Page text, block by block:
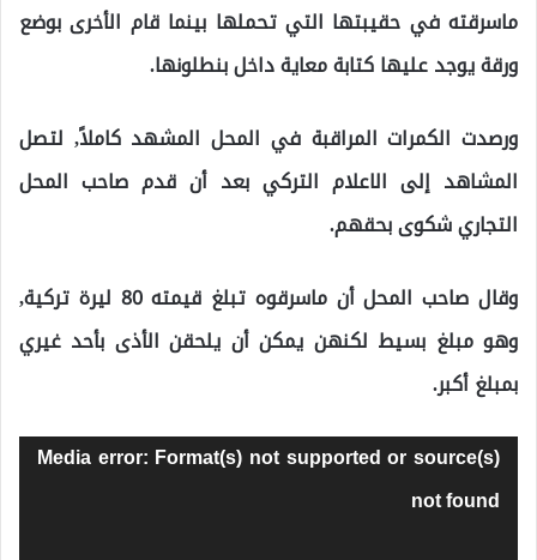
ماسرقته في حقيبتها التي تحملها بينما قام الأخرى بوضع
ورقة يوجد عليها كتابة معاية داخل بنطلونها.
ورصدت الكمرات المراقبة في المحل المشهد كاملاً, لتصل
المشاهد إلى الاعلام التركي بعد أن قدم صاحب المحل
التجاري شكوى بحقهم.
وقال صاحب المحل أن ماسرقوه تبلغ قيمته 80 ليرة تركية,
وهو مبلغ بسيط لكنهن يمكن أن يلحقن الأذى بأحد غيري
بمبلغ أكبر.
مشغل
الفيديو
Media error: Format(s) not supported or source(s)
not found